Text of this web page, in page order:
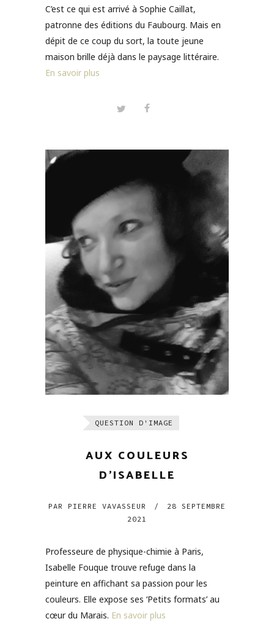
C’est ce qui est arrivé à Sophie Caillat,
patronne des éditions du Faubourg. Mais en
dépit de ce coup du sort, la toute jeune
maison brille déjà dans le paysage littéraire.
En savoir plus
QUESTION D'IMAGE
AUX COULEURS
D’ISABELLE
PAR PIERRE VAVASSEUR /
28 SEPTEMBRE
2021
Professeure de physique-chimie à Paris,
Isabelle Fouque trouve refuge dans la
peinture en affichant sa passion pour les
couleurs. Elle expose ses ‘Petits formats’ au
cœur du Marais. En savoir plus